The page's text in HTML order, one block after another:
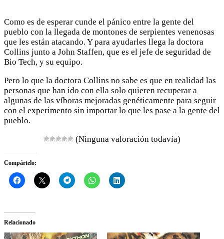
Como es de esperar cunde el pánico entre la gente del
pueblo con la llegada de montones de serpientes venenosas
que les están atacando. Y para ayudarles llega la doctora
Collins junto a John Staffen, que es el jefe de seguridad de
Bio Tech, y su equipo.
Pero lo que la doctora Collins no sabe es que en realidad las
personas que han ido con ella solo quieren recuperar a
algunas de las víboras mejoradas genéticamente para seguir
con el experimento sin importar lo que les pase a la gente del
pueblo.
(Ninguna valoración todavía)
Compártelo:
Relacionado